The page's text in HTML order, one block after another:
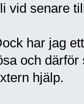
vid senare
har jag
och därför
hjälp.